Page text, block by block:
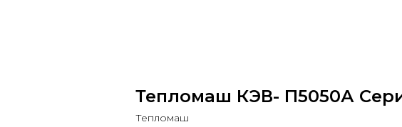
Тепломаш КЭВ- П5050А
Тепломаш